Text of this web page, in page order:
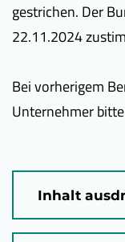
gestrichen. Der
22.11.2024
Bei vorherigem
Unternehmer
Inhalt